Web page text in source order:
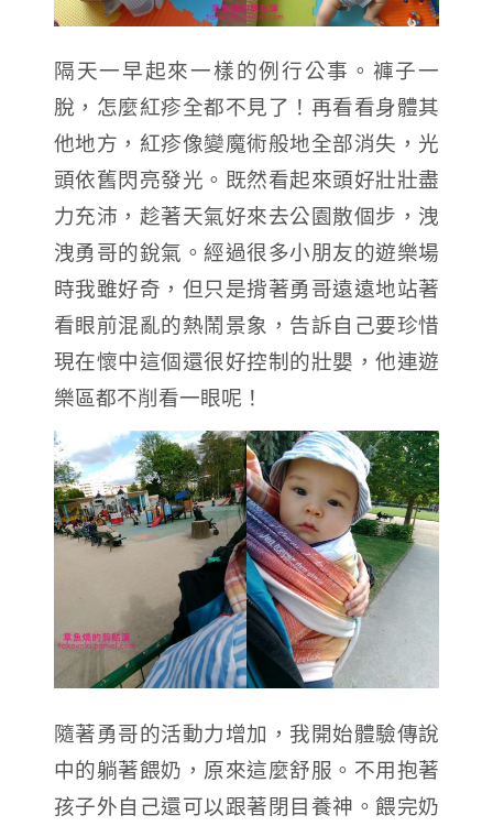
隔天一早起來一樣的例行公事。褲子一
脫，怎麼紅疹全都不見了！再看看身體其
他地方，紅疹像變魔術般地全部消失，光
頭依舊閃亮發光。既然看起來頭好壯壯盡
力充沛，趁著天氣好來去公園散個步，洩
洩勇哥的銳氣。經過很多小朋友的遊樂場
時我雖好奇，但只是揹著勇哥遠遠地站著
看眼前混亂的熱鬧景象，告訴自己要珍惜
現在懷中這個還很好控制的壯嬰，他連遊
樂區都不削看一眼呢！
隨著勇哥的活動力增加，我開始體驗傳說
中的躺著餵奶， 原來這麼舒服 。 不用抱著
孩子外自己還可以跟著閉目養神。餵完奶